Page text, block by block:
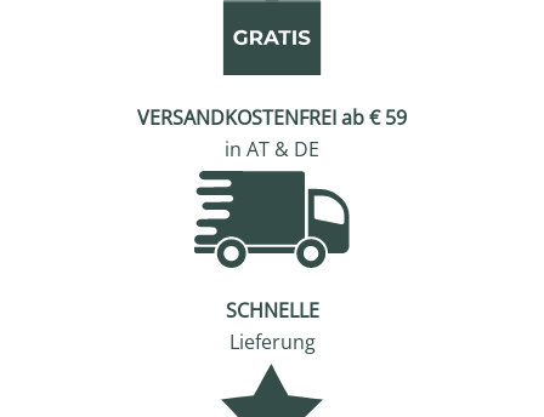
VERSANDKOSTENFREI ab € 59
in AT & DE
SCHNELLE
Lieferung